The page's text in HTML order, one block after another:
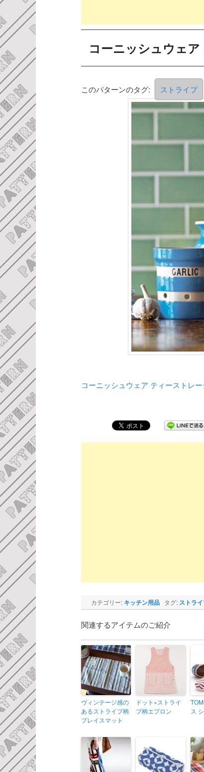
コーニッシュウェ
このパターンのタグ: ストライプ
コーニッシュウェア ティーストレ
カテゴリー: キッチン用品 タグ: ストラ
関連するアイテムのご紹介
ヴィンテージ感の
あるストライプ柄
プレイスマット
ドット×ストライ
プ柄エプロン
ス